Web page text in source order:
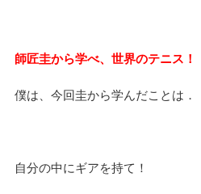
師匠圭から学べ、世界のテニス！
僕は、今回圭から学んだことは．
自分の中にギアを持て！